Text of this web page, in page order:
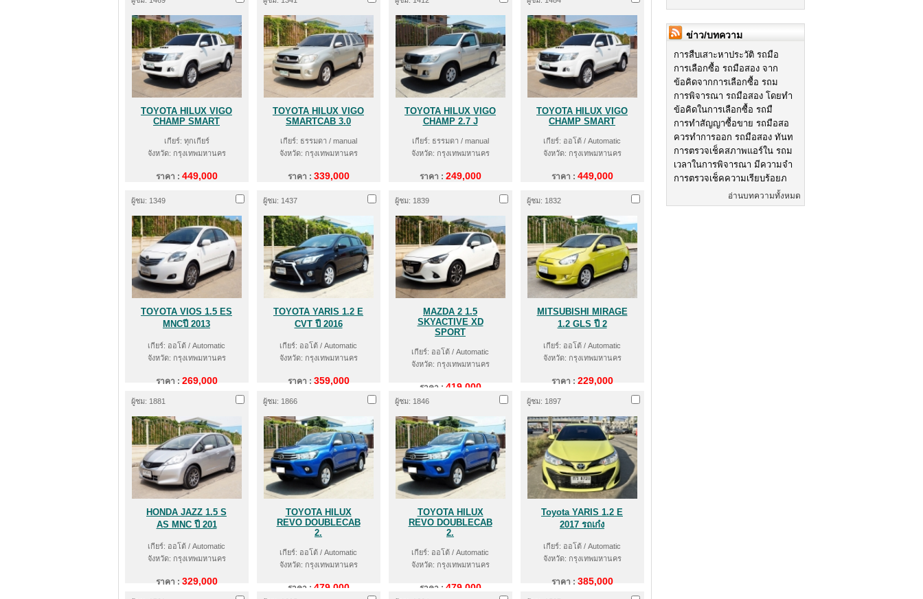
TOYOTA HILUX VIGO
CHAMP SMART
เกียร์: ทุกเกียร์
จังหวัด: กรุงเทพมหานคร
ราคา : 449,000
TOYOTA HILUX VIGO
SMARTCAB 3.0
เกียร์: ธรรมดา / manual
จังหวัด: กรุงเทพมหานคร
ราคา : 339,000
TOYOTA HILUX VIGO
CHAMP 2.7 J
เกียร์: ธรรมดา / manual
จังหวัด: กรุงเทพมหานคร
ราคา : 249,000
TOYOTA HILUX VIGO
CHAMP SMART
เกียร์: ออโต้ / Automatic
จังหวัด: กรุงเทพมหานคร
ราคา : 449,000
ผู้ชม: 1349
TOYOTA VIOS 1.5 ES
MNCปี 2013
เกียร์: ออโต้ / Automatic
จังหวัด: กรุงเทพมหานคร
ราคา : 269,000
ผู้ชม: 1437
TOYOTA YARIS 1.2 E
CVT ปี 2016
เกียร์: ออโต้ / Automatic
จังหวัด: กรุงเทพมหานคร
ราคา : 359,000
ผู้ชม: 1839
MAZDA 2 1.5
SKYACTIVE XD
SPORT
เกียร์: ออโต้ / Automatic
จังหวัด: กรุงเทพมหานคร
ราคา : 419,000
ผู้ชม: 1832
MITSUBISHI MIRAGE
1.2 GLS ปี 2
เกียร์: ออโต้ / Automatic
จังหวัด: กรุงเทพมหานคร
ราคา : 229,000
ผู้ชม: 1881
HONDA JAZZ 1.5 S
AS MNC ปี 201
เกียร์: ออโต้ / Automatic
จังหวัด: กรุงเทพมหานคร
ราคา : 329,000
ผู้ชม: 1866
TOYOTA HILUX
REVO DOUBLECAB
2.
เกียร์: ออโต้ / Automatic
จังหวัด: กรุงเทพมหานคร
ราคา : 479,000
ผู้ชม: 1846
TOYOTA HILUX
REVO DOUBLECAB
2.
เกียร์: ออโต้ / Automatic
จังหวัด: กรุงเทพมหานคร
ราคา : 479,000
ผู้ชม: 1897
Toyota YARIS 1.2 E
2017 รถเก๋ง
เกียร์: ออโต้ / Automatic
จังหวัด: กรุงเทพมหานคร
ราคา : 385,000
ข่าว/บทความ
การสืบเสาะหาประวัติ รถมือ
การเลือกซื้อ รถมือสอง จาก
ข้อคิดจากการเลือกซื้อ รถม
การพิจารณา รถมือสอง โดยทำ
ข้อคิดในการเลือกซื้อ รถมื
การทำสัญญาซื้อขาย รถมือสอ
ควรทำการออก รถมือสอง ทันท
การตรวจเช็คสภาพแอร์ใน รถม
เวลาในการพิจารณา มีความจำ
การตรวจเช็คความเรียบร้อยภ
อ่านบทความทั้งหมด